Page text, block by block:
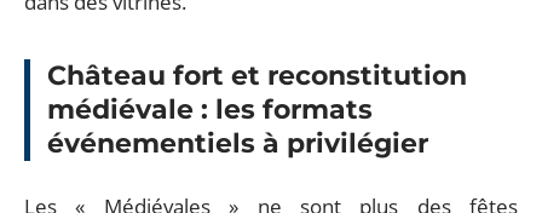
Château fort et reconstitution
médiévale : les formats
événementiels à privilégier
Les « Médiévales » ne sont plus des fêtes